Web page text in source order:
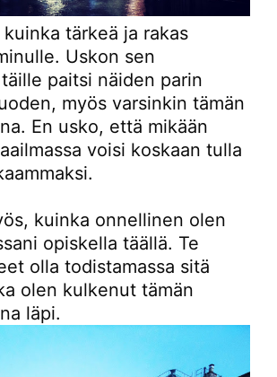
tärkeä ja rakas
Uskon sen
paitsi näiden parin
myös varsinkin tämän
En usko, että mikään
voisi koskaan tulla
kuinka onnellinen olen
opiskella täällä. Te
olla todistamassa sitä
olen kulkenut tämän
läpi.